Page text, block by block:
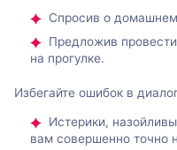
Спросив о
Предложив
на прогулке.
Избегайте ошибок в
Истерики,
вам совершенно точно